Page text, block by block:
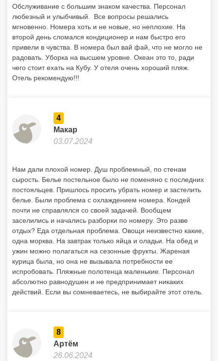
Обслуживание с большим знаком качества. Персонал
любезный и улыбчивый. Все вопросы решались
мгновенно. Номера хоть и не новые, но неплохие. На
второй день сломался кондиционер и нам быстро его
привели в чувства. В номера был вай фай, что не могло не
радовать. Уборка на высшем уровне. Океан это то, ради
чего стоит ехать на Кубу. У отеля очень хороший пляж.
Отель рекомендую!!!
4
Макар
03.07.2024
Нам дали плохой номер. Душ проблемный, по стенам
сырость. Белье постельное было не поменяно с последних
постояльцев. Пришлось просить убрать номер и застелить
белье. Были проблема с охлаждением номера. Кондей
почти не справлялся со своей задачей. Вообщем
заселились и начались разборки по номеру. Это разве
отдых? Еда отдельная проблема. Овощи неизвестно какие,
одна морква. На завтрак только яйца и оладьи. На обед и
ужин можно полагаться на сезонные фрукты. Жареная
курица была, но она не вызывала потребности ее
испробовать. Пляжные полотенца маленькие. Персонал
абсолютно равнодушен и не предпринимает никаких
действий. Если вы сомневаетесь, не выбирайте этот отель.
8
Артём
26.06.2024